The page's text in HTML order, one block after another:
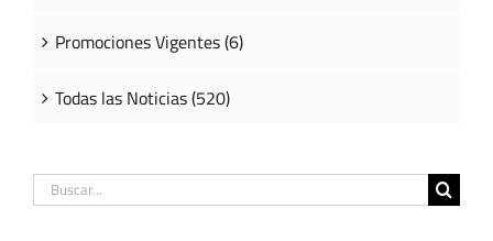
Promociones Vigentes (6)
Todas las Noticias (520)
Buscar: